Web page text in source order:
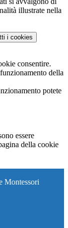
illustrate nella
i cookies
consentire.
della
potete
essere
della cookie
Montessori